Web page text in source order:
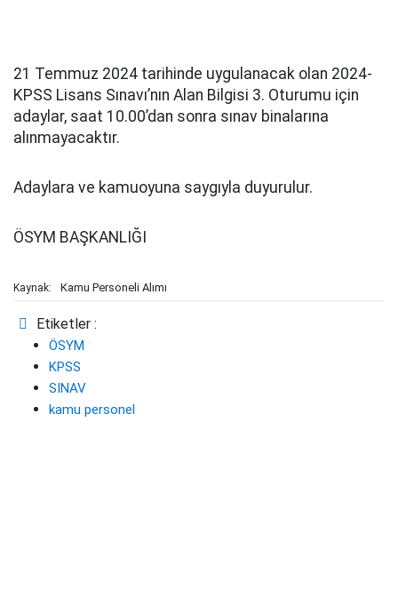
21 Temmuz 2024 tarihinde uygulanacak olan 2024-
KPSS Lisans Sınavı’nın Alan Bilgisi 3. Oturumu için
adaylar, saat 10.00’dan sonra sınav binalarına
alınmayacaktır.
Adaylara ve kamuoyuna saygıyla duyurulur.
ÖSYM BAŞKANLIĞI
Kaynak: Kamu Personeli Alımı
Etiketler :
ÖSYM
KPSS
SINAV
kamu personel